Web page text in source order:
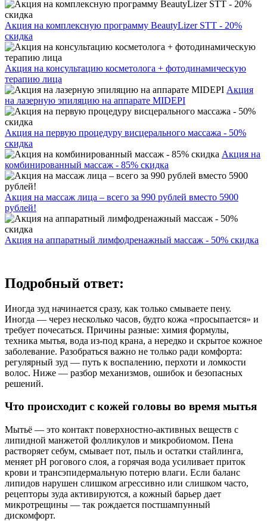
Акция на комплексную программу BeautyLizer STT - 20%
скидка
Акция на консультацию косметолога + фотодинамическую
терапию лица
Акция
на лазерную эпиляцию на аппарате MIDEPI
Акция на первую процедуру висцерального массажа - 50%
скидка
Акция на
комбинированный массаж - 85% скидка
Акция на массаж лица – всего за 990 рублей вместо 5900
рублей!
Акция на аппаратный лимфодренажный массаж - 50% скидка
Подробный ответ:
Иногда зуд начинается сразу, как только смываете пену.
Иногда — через несколько часов, будто кожа «просыпается» и
требует почесаться. Причины разные: химия формулы,
техника мытья, вода из-под крана, а нередко и скрытое кожное
заболевание. Разобраться важно не только ради комфорта:
регулярный зуд — путь к воспалению, перхоти и ломкости
волос. Ниже — разбор механизмов, ошибок и безопасных
решений.
Что происходит с кожей головы во время мытья
Мытьё — это контакт поверхностно‑активных веществ с
липидной манжетой фолликулов и микробиомом. Пена
растворяет себум, смывает пот, пыль и остатки стайлинга,
меняет pH рогового слоя, а горячая вода усиливает приток
крови и трансэпидермальную потерю влаги. Если баланс
липидов нарушен слишком агрессивно или слишком часто,
рецепторы зуда активируются, а кожный барьер дает
микротрещины — так рождается постшампунный
дискомфорт.